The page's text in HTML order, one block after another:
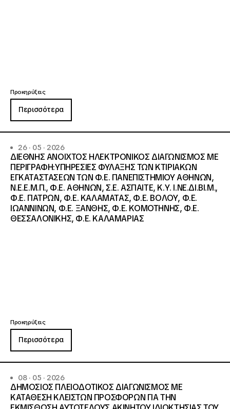
Προκηρύξεις
Περισσότερα
26 · 05 · 2026
ΔΙΕΘΝΗΣ ΑΝΟΙΧΤΟΣ ΗΛΕΚΤΡΟΝΙΚΟΣ ΔΙΑΓΩΝΙΣΜΟΣ ΜΕ
ΠΕΡΙΓΡΑΦΗ:ΥΠΗΡΕΣΙΕΣ ΦΥΛΑΞΗΣ ΤΩΝ ΚΤΙΡΙΑΚΩΝ
ΕΓΚΑΤΑΣΤΑΣΕΩΝ ΤΩΝ Φ.Ε. ΠΑΝΕΠΙΣΤΗΜΙΟΥ ΑΘΗΝΩΝ,
Ν.Ε.Ε.Μ.Π., Φ.Ε. ΑΘΗΝΩΝ, Σ.Ε. ΑΣΠΑΙΤΕ, Κ.Υ. Ι.ΝΕ.ΔΙ.ΒΙ.Μ.,
Φ.Ε. ΠΑΤΡΩΝ, Φ.Ε. ΚΑΛΑΜΑΤΑΣ, Φ.Ε. ΒΟΛΟΥ, Φ.Ε.
ΙΩΑΝΝΙΝΩΝ, Φ.Ε. ΞΑΝΘΗΣ, Φ.Ε. ΚΟΜΟΤΗΝΗΣ, Φ.Ε.
ΘΕΣΣΑΛΟΝΙΚΗΣ, Φ.Ε. ΚΑΛΑΜΑΡΙΑΣ
Προκηρύξεις
Περισσότερα
08 · 05 · 2026
ΔΗΜΟΣΙΟΣ ΠΛΕΙΟΔΟΤΙΚΟΣ ΔΙΑΓΩΝΙΣΜΟΣ ΜΕ
ΚΑΤΑΘΕΣΗ ΚΛΕΙΣΤΩΝ ΠΡΟΣΦΟΡΩΝ ΓΙΑ ΤΗΝ